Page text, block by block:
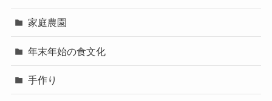
家庭農園
年末年始の食文化
手作り